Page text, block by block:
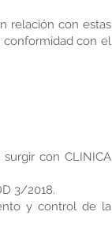
relación con estas
conformidad con el
con CLINICA
3/2018.
y control de la